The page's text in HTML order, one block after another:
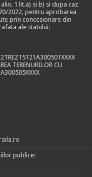
1 lit.a) si b) si dupa caz
2022, pentru aprobarea
prin concesionare din
ale statului:
TERENURILOR CU
publice: